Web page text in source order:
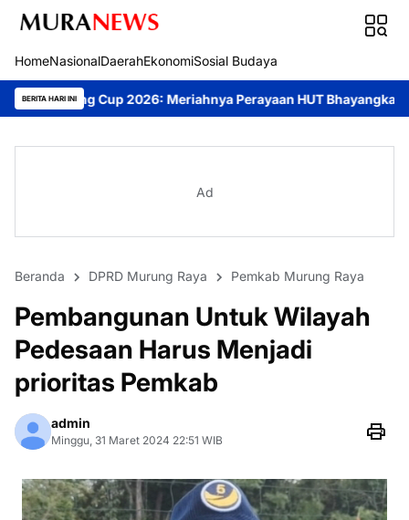
HomeNasionalDaerahEkonomiSosial Budaya
BERITA HARI INI
Meriahnya Perayaan HUT Bhayangkara ke-80 di Palangka
Ad
Beranda DPRD Murung Raya Pemkab Murung Raya
Pembangunan Untuk Wilayah
Pedesaan Harus Menjadi
prioritas Pemkab
admin
Minggu, 31 Maret 2024 22:51 WIB